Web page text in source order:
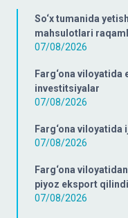
So‘x tumanida
mahsulotlari
07/08/2026
Farg‘ona
investitsiyalar
07/08/2026
Farg‘ona
07/08/2026
Farg‘ona
piyoz eksport qilindi
07/08/2026